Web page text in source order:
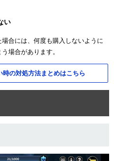
い
合には、何度も購入しないように
場合があります。
時の対処方法まとめはこちら